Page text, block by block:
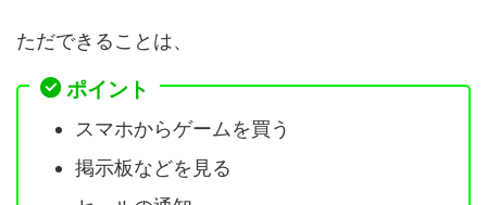
ただできることは、
ポイント
スマホからゲームを買う
掲示板などを見る